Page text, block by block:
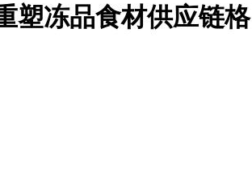
塑冻品食材供应链格